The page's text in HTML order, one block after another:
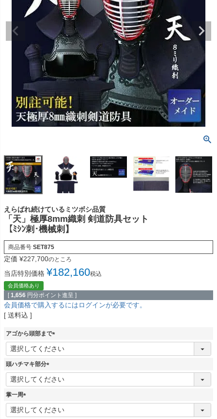
えらばれ続けているミツボシ品質
「天」極厚8mm織刺 剣道防具セット
【ﾐｼﾝ刺･機械刺】
商品番号 SET875
定価 ¥227,700のところ
当店特別価格 ¥182,160税込
会員価格あり
[ 1,656 円分ポイント進呈 ]
会員価格で購入するにはログインが必要です。
送料込
アゴから頭部まで
(
必
頭ハチマキ部分
(
必
掌一周
(
必